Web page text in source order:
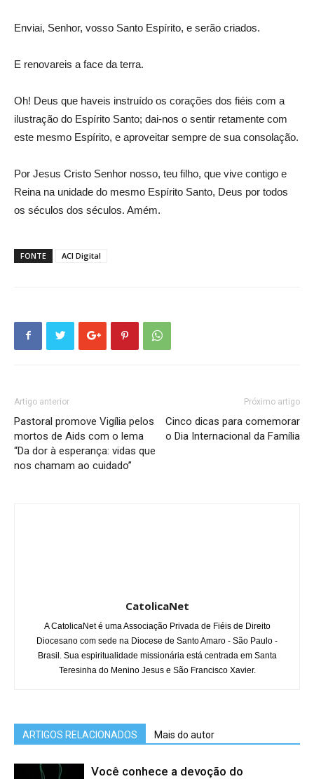
Enviai, Senhor, vosso Santo Espírito, e serão criados.
E renovareis a face da terra.
Oh! Deus que haveis instruído os corações dos fiéis com a
ilustração do Espírito Santo; dai-nos o sentir retamente com
este mesmo Espírito, e aproveitar sempre de sua consolação.
Por Jesus Cristo Senhor nosso, teu filho, que vive contigo e
Reina na unidade do mesmo Espírito Santo, Deus por todos
os séculos dos séculos. Amém.
FONTE ACI Digital
Artigo anterior
Pastoral promove Vigília pelos
mortos de Aids com o lema
“Da dor à esperança: vidas que
nos chamam ao cuidado”
Próximo artigo
Cinco dicas para comemorar
o Dia Internacional da Família
CatolicaNet
A CatolicaNet é uma Associação Privada de Fiéis de Direito
Diocesano com sede na Diocese de Santo Amaro - São Paulo -
Brasil. Sua espiritualidade missionária está centrada em Santa
Teresinha do Menino Jesus e São Francisco Xavier.
ARTIGOS RELACIONADOS Mais do autor
Você conhece a devoção do